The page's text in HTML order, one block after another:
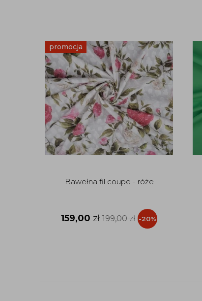
promocja
Bawełna fil coupe - róże
159,00 zł 199,00zł -20%